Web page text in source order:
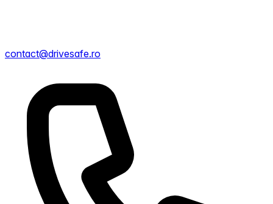
contact@drivesafe.ro